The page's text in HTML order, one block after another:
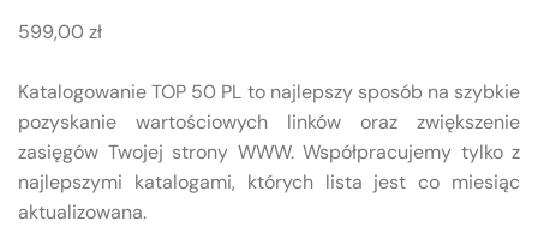
599,00 zł
Katalogowanie TOP 50 PL to najlepszy sposób na szybkie
pozyskanie wartościowych linków oraz zwiększenie
zasięgów Twojej strony WWW. Współpracujemy tylko z
najlepszymi katalogami, których lista jest co miesiąc
aktualizowana.